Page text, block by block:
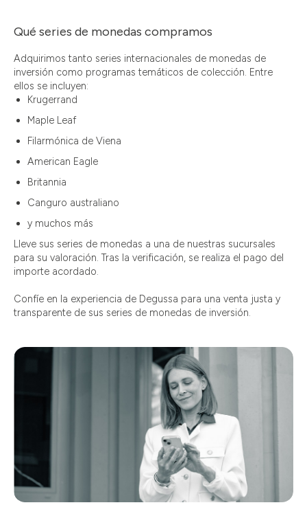
Qué series de monedas compramos
Adquirimos tanto series internacionales de monedas de
inversión como programas temáticos de colección. Entre
ellos se incluyen:
Krugerrand
Maple Leaf
Filarmónica de Viena
American Eagle
Britannia
Canguro australiano
y muchos más
Lleve sus series de monedas a una de nuestras sucursales
para su valoración. Tras la verificación, se realiza el pago del
importe acordado.
Confíe en la experiencia de Degussa para una venta justa y
transparente de sus series de monedas de inversión.